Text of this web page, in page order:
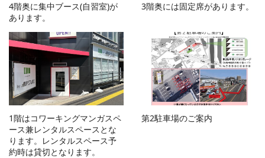
4階奥に集中ブース(自習室)が
あります。
3階奥には固定席があります。
1階はコワーキングマンガスペ
ース兼レンタルスペースとな
ります。レンタルスペース予
約時は貸切となります。
第2駐車場のご案内